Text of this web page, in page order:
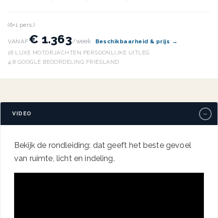
(6+1 pers.)
VANAF€ 1.363/week
Beschikbaarheid & prijs →
18 LUXE MOTORJACHTEN· PERSOONLIJKE UITLEG·
4,8 GOOGLE BEOORDELING· FRIESLAND
VIDEO −
Bekijk de rondleiding: dat geeft het beste gevoel
van ruimte, licht en indeling.